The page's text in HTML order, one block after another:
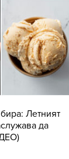
Летният
да